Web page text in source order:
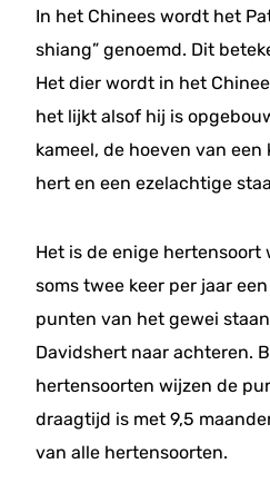
In het Chinees wordt het
shiang” genoemd. Dit
Het dier wordt in het
het lijkt alsof hij is
kameel, de hoeven van
hert en een ezelachtige
Het is de enige
soms twee keer per jaar
punten van het gewei
Davidshert naar achteren.
hertensoorten wijzen de
draagtijd is met 9,5
van alle hertensoorten.